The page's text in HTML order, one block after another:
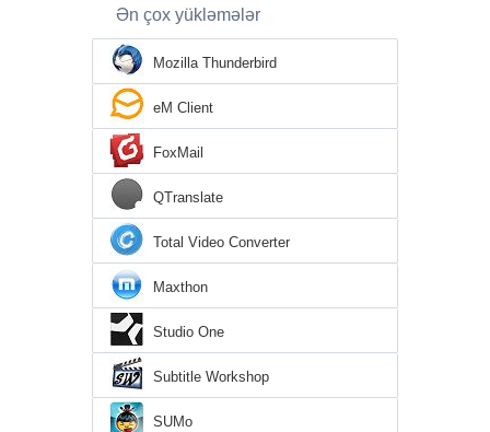
Ən çox yükləmələr
Mozilla Thunderbird
eM Client
FoxMail
QTranslate
Total Video Converter
Maxthon
Studio One
Subtitle Workshop
SUMo